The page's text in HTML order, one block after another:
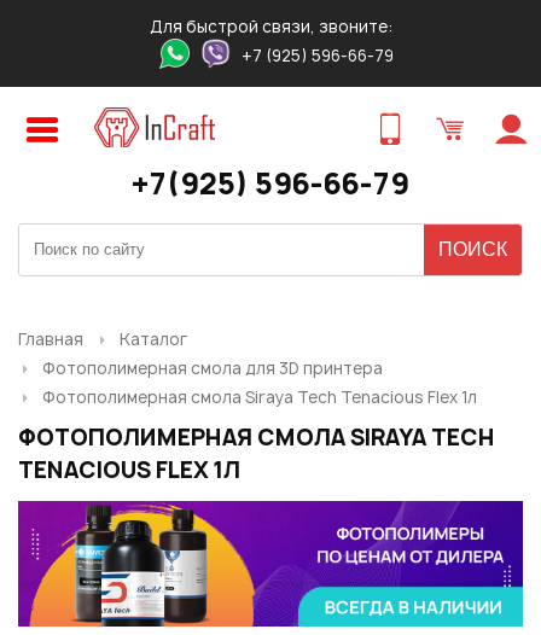
Для быстрой связи, звоните:
+7 (925) 596-66-79
+7(925) 596-66-79
Главная
Каталог
Фотополимерная смола для 3D принтера
Фотополимерная смола Siraya Tech Tenacious Flex 1л
ФОТОПОЛИМЕРНАЯ СМОЛА SIRAYA TECH
TENACIOUS FLEX 1Л
Регистрация Авторизация
ОБРАТНЫЙ ЗВОНОК
Контактный телефон
Ваш E-mail*:
Отправить
Нажимая на кнопку "Отправить", вы даете согласие на обработку
персональных данных
ЗАКАЗ ТОВАРА В 1 КЛИК
Ваш E-mail*:
Ваш телефон* :
Нужный товар:
Авторизация
Пароль:
Запомнить меня
Или войти через соц сети
ВОЙТИ ЧЕРЕЗ GOOGLE
ПРЕДВАРИТЕЛЬНЫЙ ЗАКАЗ
ТОВАРА
Ваше имя*:
Ваш E-mail*:
Нужный товар:
Отправить